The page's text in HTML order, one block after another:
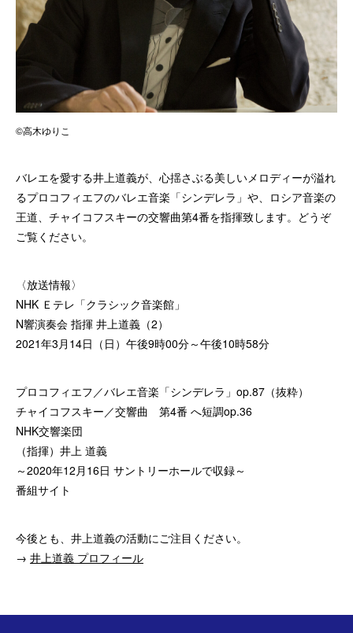
©高木ゆりこ
バレエを愛する井上道義が、心揺さぶる美しいメロディーが溢れ
るプロコフィエフのバレエ音楽「シンデレラ」や、ロシア音楽の
王道、チャイコフスキーの交響曲第4番を指揮致します。どうぞ
ご覧ください。
〈放送情報〉
NHK Ｅテレ「クラシック音楽館」
N響演奏会 指揮 井上道義（2）
2021年3月14日（日）午後9時00分～午後10時58分
プロコフィエフ／バレエ音楽「シンデレラ」op.87（抜粋）
チャイコフスキー／交響曲 第4番 へ短調op.36
NHK交響楽団
（指揮）井上 道義
～2020年12月16日 サントリーホールで収録～
番組サイト
今後とも、井上道義の活動にご注目ください。
→ 井上道義 プロフィール